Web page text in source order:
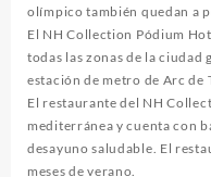
olímpico también quedan a
El NH Collection Pódium
todas las zonas de la
estación de metro de Arc de
El restaurante del NH
mediterránea y cuenta con
desayuno saludable. El
meses de verano.